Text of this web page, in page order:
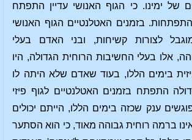
של ימינו. כי הגוף האנושי עדיין התפתח
בזמנים האטלנטיים הגוף האנושי
לצורות קשיחות, ובני האדם בעלי
אלו בעלי החשיבות הרוחית הגדולה, היו
בימים הללו, בעוד שאדם שלא היתה לו
התפתח בזמנים האטלנטיים לגוף פיזי
ענק שכזה בימים הללו, הייתם יכולים
ברמה רוחית גבוהה מאוד, כי הוא הסתער